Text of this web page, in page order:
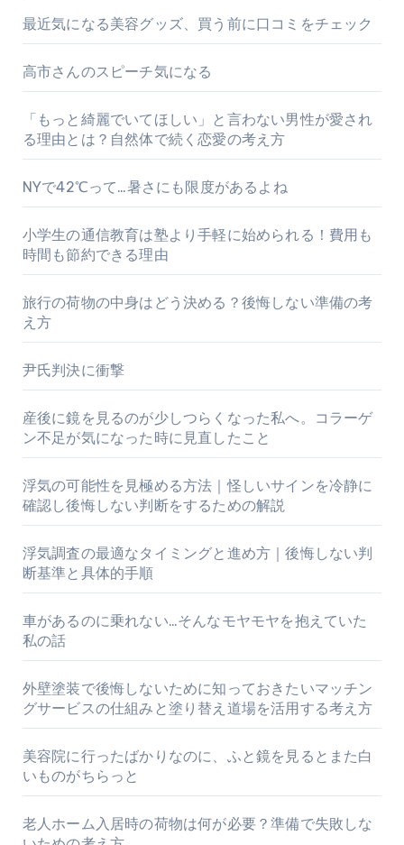
最近気になる美容グッズ、買う前に口コミをチェック
高市さんのスピーチ気になる
「もっと綺麗でいてほしい」と言わない男性が愛され
る理由とは？自然体で続く恋愛の考え方
NYで42℃って…暑さにも限度があるよね
小学生の通信教育は塾より手軽に始められる！費用も
時間も節約できる理由
旅行の荷物の中身はどう決める？後悔しない準備の考
え方
尹氏判決に衝撃
産後に鏡を見るのが少しつらくなった私へ。コラーゲ
ン不足が気になった時に見直したこと
浮気の可能性を見極める方法｜怪しいサインを冷静に
確認し後悔しない判断をするための解説
浮気調査の最適なタイミングと進め方｜後悔しない判
断基準と具体的手順
車があるのに乗れない…そんなモヤモヤを抱えていた
私の話
外壁塗装で後悔しないために知っておきたいマッチン
グサービスの仕組みと塗り替え道場を活用する考え方
美容院に行ったばかりなのに、ふと鏡を見るとまた白
いものがちらっと
老人ホーム入居時の荷物は何が必要？準備で失敗しな